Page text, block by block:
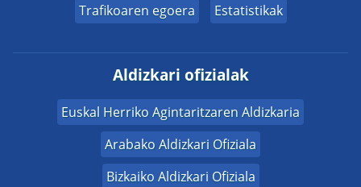
Trafikoaren egoera
Estatistikak
Aldizkari ofizialak
Euskal Herriko Agintaritzaren Aldizkaria
Arabako Aldizkari Ofiziala
Bizkaiko Aldizkari Ofiziala